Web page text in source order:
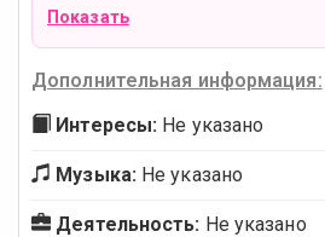
Показать
Дополнительная информация:
Интересы: Не указано
Музыка: Не указано
Деятельность: Не указано